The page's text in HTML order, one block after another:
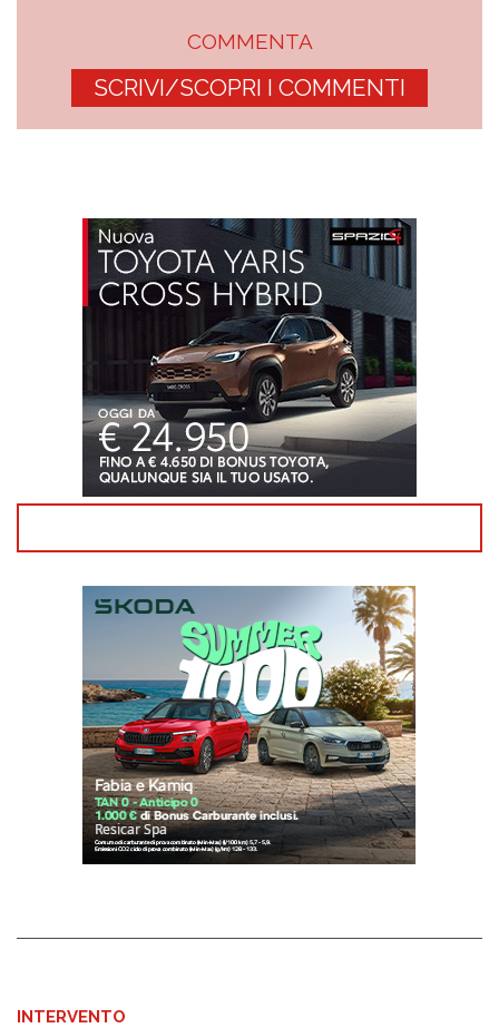
COMMENTA
SCRIVI/SCOPRI I COMMENTI
INTERVENTO